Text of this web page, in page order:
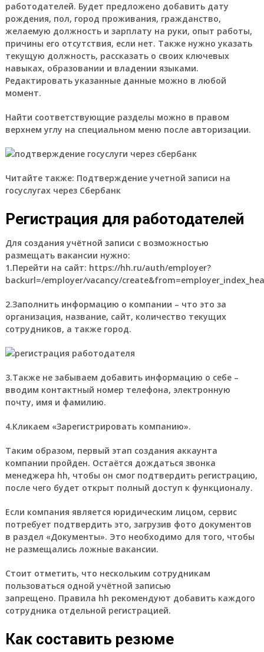
работодателей. Будет предложено добавить дату
рождения, пол, город проживания, гражданство,
желаемую должность и зарплату на руки, опыт работы,
причины его отсутствия, если нет. Также нужно указать
текущую должность, рассказать о своих ключевых
навыках, образовании и владении языками.
Редактировать указанные данные можно в любой
момент.
Найти соответствующие разделы можно в правом
верхнем углу на специальном меню после авторизации.
Читайте также: Подтверждение учетной записи на
госуслугах через Сбербанк
Регистрация для работодателей
Для создания учётной записи с возможностью
размещать вакансии нужно:
1.Перейти на сайт: https://hh.ru/auth/employer?
backurl=/employer/vacancy/
2.Заполнить информацию о компании – что это за
организация, название, сайт, количество текущих
сотрудников, а также город.
3.Также не забываем добавить информацию о себе –
вводим контактный номер телефона, электронную
почту, имя и фамилию.
4.Кликаем «Зарегистрировать компанию».
Таким образом, первый этап создания аккаунта
компании пройден. Остаётся дождаться звонка
менеджера hh, чтобы он смог подтвердить регистрацию,
после чего будет открыт полный доступ к функционалу.
Если компания является юридическим лицом, сервис
потребует подтвердить это, загрузив фото документов
в раздел «Документы». Это необходимо для того, чтобы
не размещались ложные вакансии.
Стоит отметить, что нескольким сотрудникам
пользоваться одной учётной записью
запрещено. Правила hh рекомендуют добавить каждого
сотрудника отдельной регистрацией.
Как составить резюме